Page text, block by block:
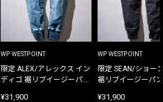
WP WESTPOINT
限定 ALEX/アレックス イン
ディゴ 裾リブイージーパン
¥31,900
WP WESTPOINT
限定 SEAN/ショー
裾リブイージーパ
¥31,900